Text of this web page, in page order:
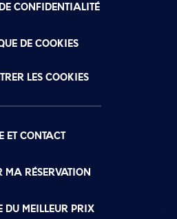
CONFIDENTIALITÉ
DE COOKIES
LES COOKIES
ET CONTACT
MA RÉSERVATION
DU MEILLEUR PRIX